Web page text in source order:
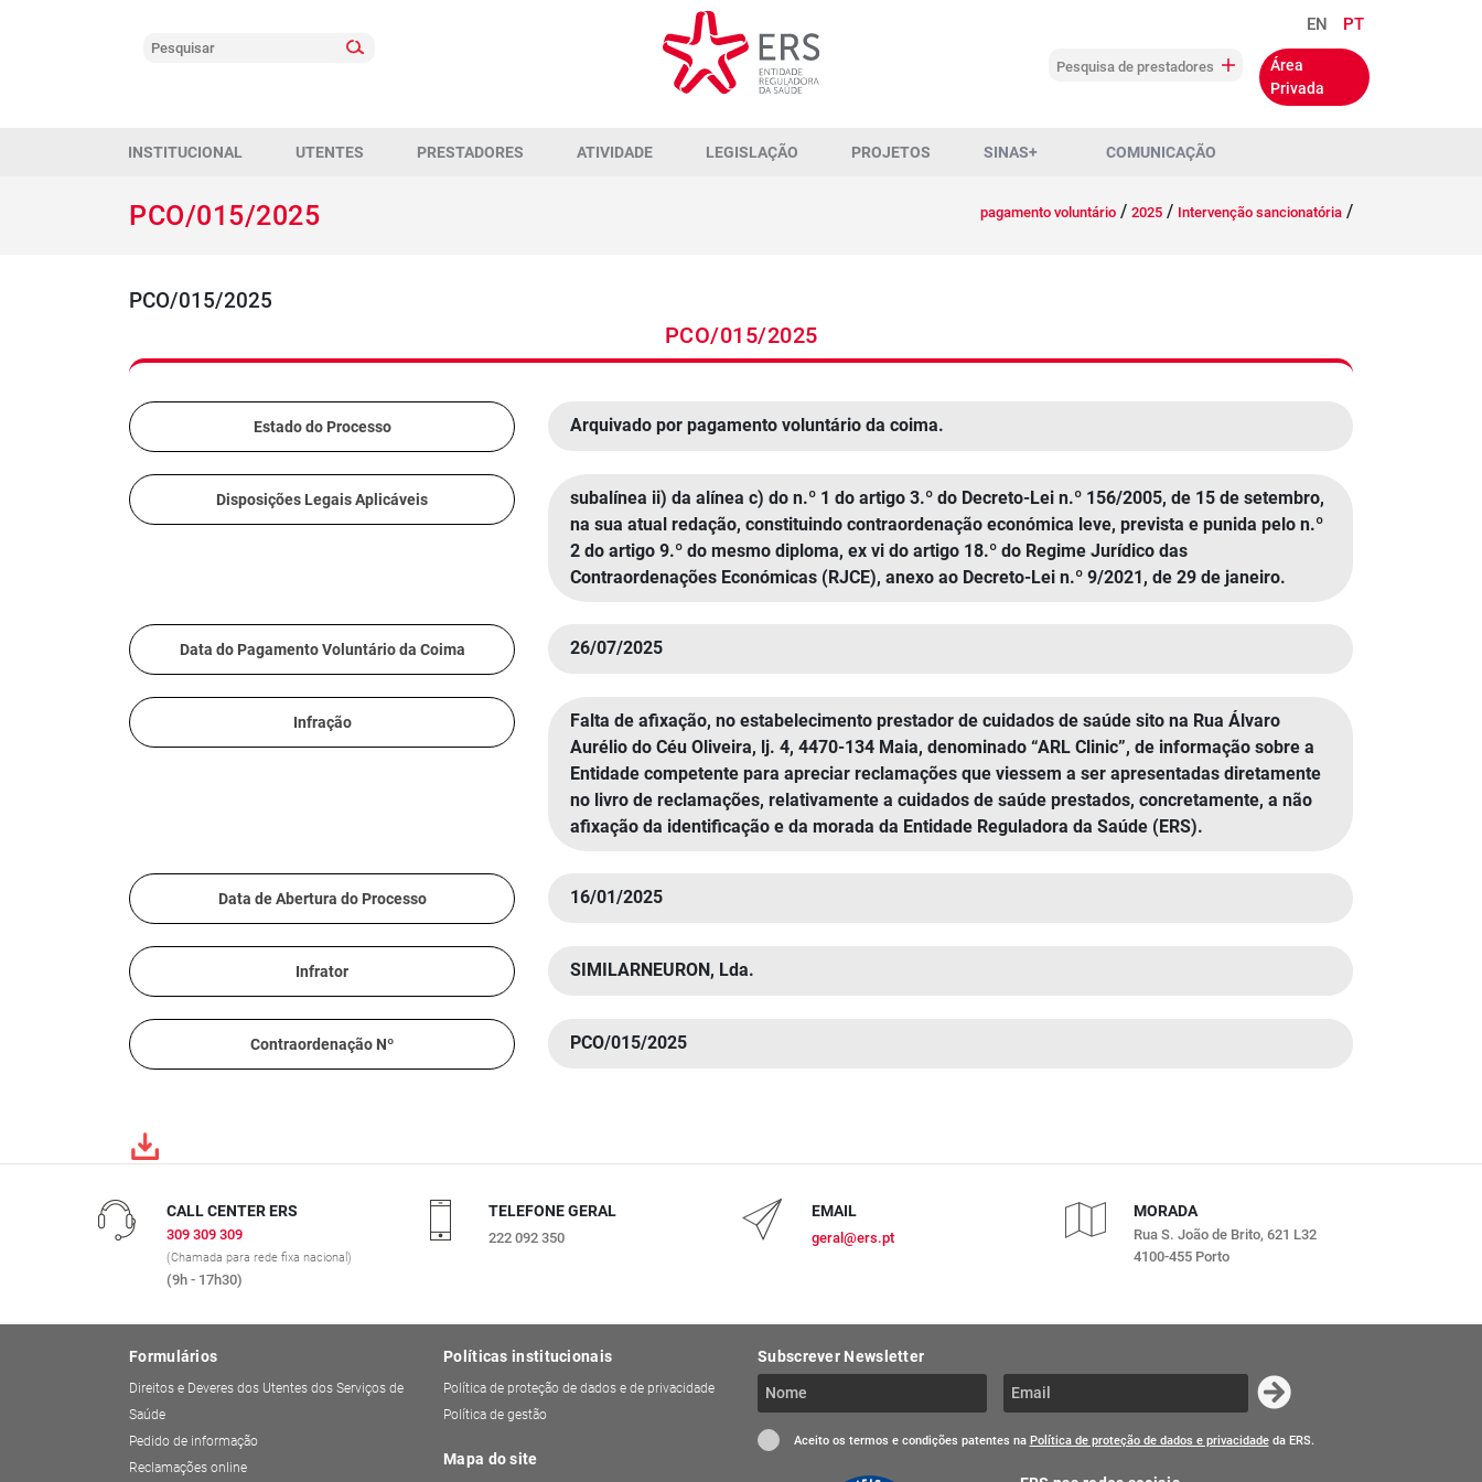
EN PT
Área
Privada
Pesquisa de prestadores
INSTITUCIONAL UTENTES PRESTADORES ATIVIDADE LEGISLAÇÃO PROJETOS SINAS+ COMUNICAÇÃO
PCO/015/2025 pagamento voluntário / 2025 / Intervenção sancionatória /
PCO/015/2025
PCO/015/2025
Estado do Processo Arquivado por pagamento voluntário da coima.
Disposições Legais Aplicáveis
subalínea ii) da alínea c) do n.º 1 do artigo 3.º do Decreto-Lei n.º 156/2005, de 15 de setembro,
na sua atual redação, constituindo contraordenação económica leve, prevista e punida pelo n.º
2 do artigo 9.º do mesmo diploma, ex vi do artigo 18.º do Regime Jurídico das
Contraordenações Económicas (RJCE), anexo ao Decreto-Lei n.º 9/2021, de 29 de janeiro.
Data do Pagamento Voluntário da Coima 26/07/2025
Infração
Falta de afixação, no estabelecimento prestador de cuidados de saúde sito na Rua Álvaro
Aurélio do Céu Oliveira, lj. 4, 4470-134 Maia, denominado “ARL Clinic”, de informação sobre a
Entidade competente para apreciar reclamações que viessem a ser apresentadas diretamente
no livro de reclamações, relativamente a cuidados de saúde prestados, concretamente, a não
afixação da identificação e da morada da Entidade Reguladora da Saúde (ERS).
Data de Abertura do Processo 16/01/2025
Infrator SIMILARNEURON, Lda.
Contraordenação Nº PCO/015/2025
CALL CENTER ERS
309 309 309
(Chamada para rede fixa nacional)
(9h - 17h30)
TELEFONE GERAL
222 092 350
EMAIL
geral@ers.pt
MORADA
Rua S. João de Brito, 621 L32
4100-455 Porto
Formulários
Direitos e Deveres dos Utentes dos Serviços de
Saúde
Pedido de informação
Reclamações online
Políticas institucionais
Política de proteção de dados e de privacidade
Política de gestão
Mapa do site
Subscrever Newsletter
Aceito os termos e condições patentes na Política de proteção de dados e privacidadeda ERS.